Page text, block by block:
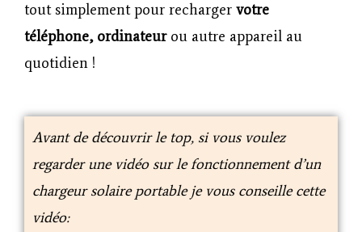
tout simplement pour recharger votre
téléphone, ordinateurou autre appareil au
quotidien !
Avant de découvrir le top, si vous voulez
regarder une vidéo sur le fonctionnement d’un
chargeur solaire portable je vous conseille cette
vidéo: